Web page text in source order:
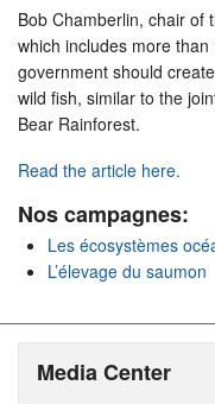
Bob Chamberlin, chair of
which includes more
government should
wild fish, similar to the
Bear Rainforest.
Read the article here.
Nos campagnes:
Les écosystèmes
L’élevage du saumon
Media Center